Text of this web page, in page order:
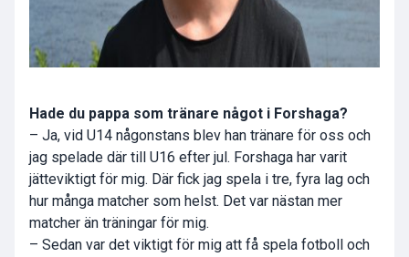
Hade du pappa som tränare något i Forshaga?
– Ja, vid U14 någonstans blev han tränare för oss och
jag spelade där till U16 efter jul. Forshaga har varit
jätteviktigt för mig. Där fick jag spela i tre, fyra lag och
hur många matcher som helst. Det var nästan mer
matcher än träningar för mig.
– Sedan var det viktigt för mig att få spela fotboll och